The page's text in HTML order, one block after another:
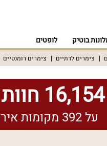
בוטיק לופטים
צימרים לדתיים צימרים רומנטיים
16,154 חוות דעת אמיתיות!
על 392 מקומות אירוח שונים ברחבי הארץ